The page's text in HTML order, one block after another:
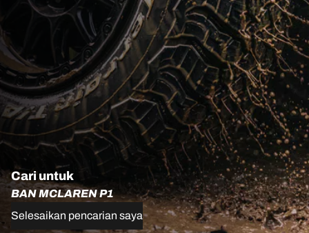
Cari untuk
BAN MCLAREN P1
Selesaikan pencarian saya